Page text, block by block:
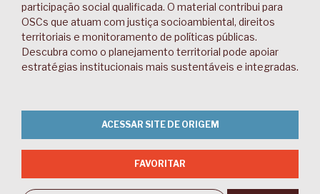
participação social qualificada. O material contribui para
OSCs que atuam com justiça socioambiental, direitos
territoriais e monitoramento de políticas públicas.
Descubra como o planejamento territorial pode apoiar
estratégias institucionais mais sustentáveis e integradas.
ACESSAR SITE DE ORIGEM
FAVORITAR